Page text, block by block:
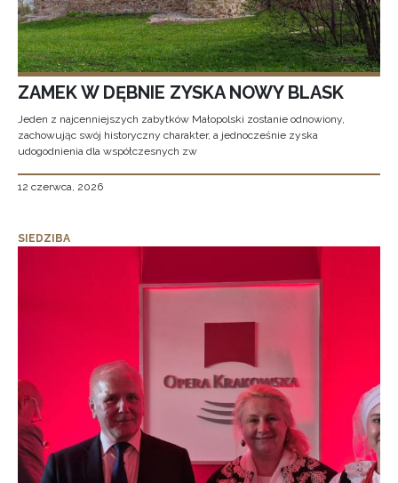
ZAMEK W DĘBNIE ZYSKA NOWY BLASK
Jeden z najcenniejszych zabytków Małopolski zostanie odnowiony,
zachowując swój historyczny charakter, a jednocześnie zyska
udogodnienia dla współczesnych zw
12 czerwca, 2026
SIEDZIBA